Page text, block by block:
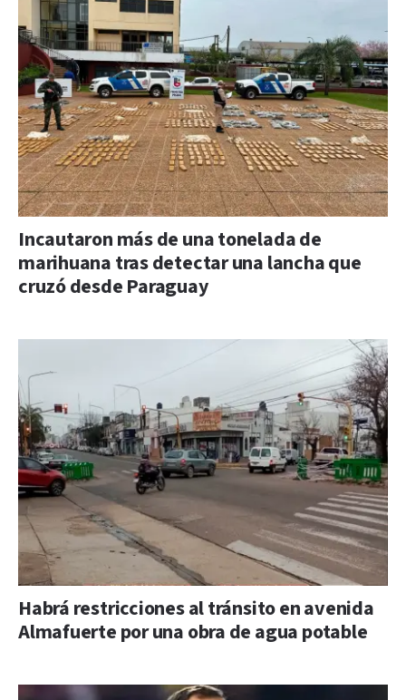
Incautaron más de una tonelada de
marihuana tras detectar una lancha que
cruzó desde Paraguay
Habrá restricciones al tránsito en avenida
Almafuerte por una obra de agua potable